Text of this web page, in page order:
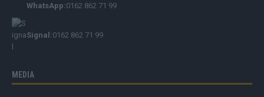
WhatsApp:0162 862 71 99
Signal:0162 862 71 99
MEDIA